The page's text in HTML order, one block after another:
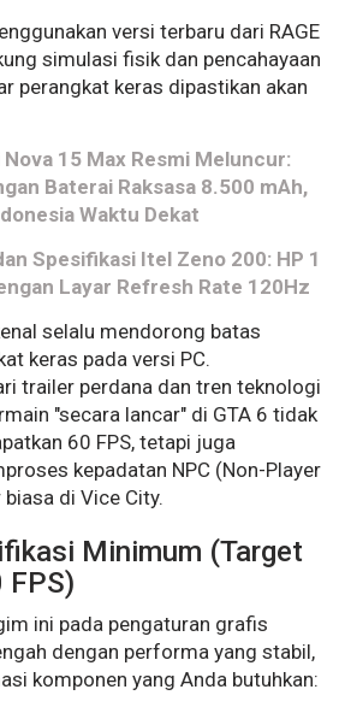
versi terbaru dari RAGE
simulasi fisik dan pencahayaan
perangkat keras dipastikan akan
Nova 15 Max Resmi Meluncur:
Baterai Raksasa 8.500 mAh,
Waktu Dekat
Spesifikasi Itel Zeno 200: HP 1
Layar Refresh Rate 120Hz
selalu mendorong batas
keras pada versi PC.
trailer perdana dan tren teknologi
"secara lancar" di GTA 6 tidak
60 FPS, tetapi juga
kepadatan NPC (Non-Player
di Vice City.
Minimum (Target
FPS)
ini pada pengaturan grafis
dengan performa yang stabil,
komponen yang Anda butuhkan: